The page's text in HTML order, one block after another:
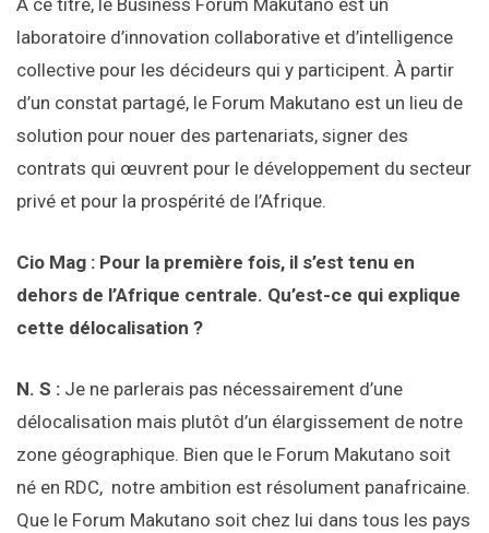
À ce titre, le Business Forum Makutano est un
laboratoire d’innovation collaborative et d’intelligence
collective pour les décideurs qui y participent. À partir
d’un constat partagé, le Forum Makutano est un lieu de
solution pour nouer des partenariats, signer des
contrats qui œuvrent pour le développement du secteur
privé et pour la prospérité de l’Afrique.
Cio Mag : Pour la première fois, il s’est tenu en
dehors de l’Afrique centrale. Qu’est-ce qui explique
cette délocalisation ?
N. S : Je ne parlerais pas nécessairement d’une
délocalisation mais plutôt d’un élargissement de notre
zone géographique. Bien que le Forum Makutano soit
né en RDC, notre ambition est résolument panafricaine.
Que le Forum Makutano soit chez lui dans tous les pays